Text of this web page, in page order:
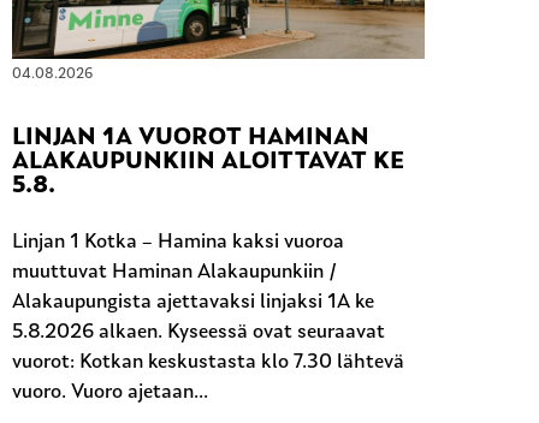
04.08.2026
LINJAN 1A VUOROT HAMINAN
ALAKAUPUNKIIN ALOITTAVAT KE
5.8.
Linjan 1 Kotka – Hamina kaksi vuoroa
muuttuvat Haminan Alakaupunkiin /
Alakaupungista ajettavaksi linjaksi 1A ke
5.8.2026 alkaen. Kyseessä ovat seuraavat
vuorot: Kotkan keskustasta klo 7.30 lähtevä
vuoro. Vuoro ajetaan...